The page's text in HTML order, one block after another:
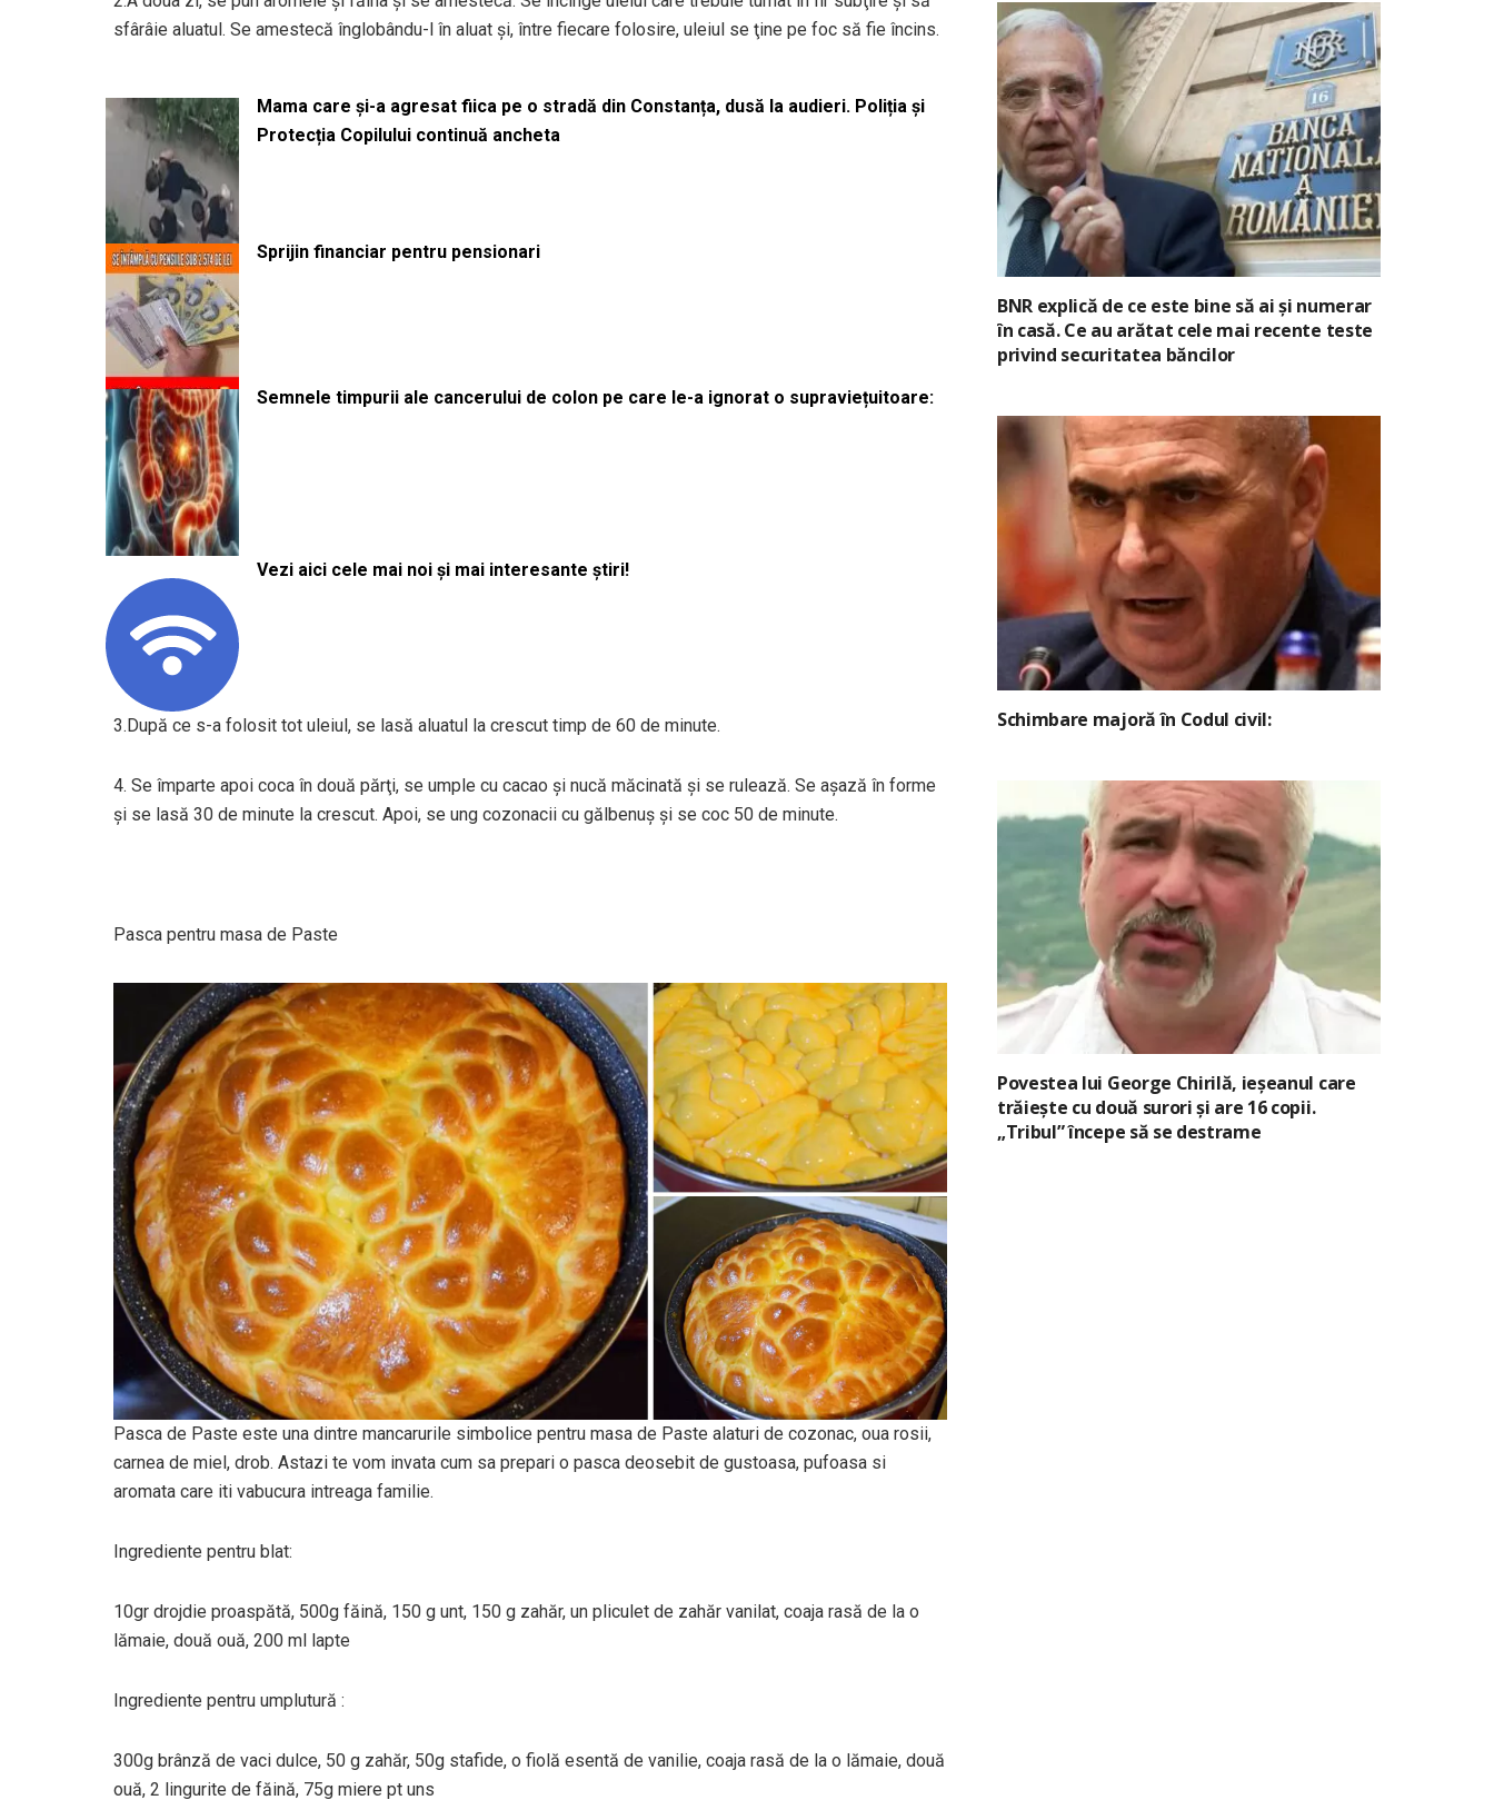
sfârâie aluatul. Se amestecă înglobându-l în aluat şi, între fiecare folosire, uleiul se ţine pe foc să fie încins.
Mama care și-a agresat fiica pe o stradă din Constanța, dusă la audieri. Poliția și
Protecția Copilului continuă ancheta
Sprijin financiar pentru pensionari
Semnele timpurii ale cancerului de colon pe care le-a ignorat o supraviețuitoare:
Vezi aici cele mai noi și mai interesante știri!
3.După ce s-a folosit tot uleiul, se lasă aluatul la crescut timp de 60 de minute.
4. Se împarte apoi coca în două părţi, se umple cu cacao şi nucă măcinată și se rulează. Se aşază în forme
şi se lasă 30 de minute la crescut. Apoi, se ung cozonacii cu gălbenuş şi se coc 50 de minute.
Pasca pentru masa de Paste
Pasca de Paste este una dintre mancarurile simbolice pentru masa de Paste alaturi de cozonac, oua rosii,
carnea de miel, drob. Astazi te vom invata cum sa prepari o pasca deosebit de gustoasa, pufoasa si
aromata care iti vabucura intreaga familie.
Ingrediente pentru blat:
10gr drojdie proaspătă, 500g făină, 150 g unt, 150 g zahăr, un pliculet de zahăr vanilat, coaja rasă de la o
lămaie, două ouă, 200 ml lapte
Ingrediente pentru umplutură :
300g brânză de vaci dulce, 50 g zahăr, 50g stafide, o fiolă esentă de vanilie, coaja rasă de la o lămaie, două
ouă, 2 lingurite de făină, 75g miere pt uns
BNR explică de ce este bine să ai și numerar
în casă. Ce au arătat cele mai recente teste
privind securitatea băncilor
Schimbare majoră în Codul civil:
Povestea lui George Chirilă, ieșeanul care
trăiește cu două surori și are 16 copii.
„Tribul” începe să se destrame